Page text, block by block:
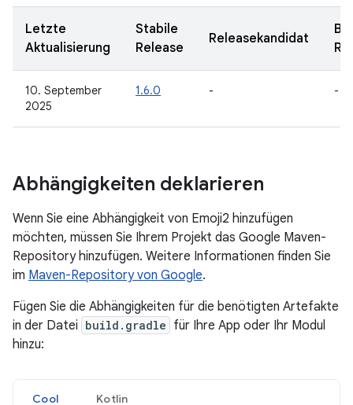
Letzte
Aktualisierung
Stabile
Release
Releasekandidat
10. September
2025
1.6.0 - -
Abhängigkeiten deklarieren
Wenn Sie eine Abhängigkeit von Emoji2 hinzufügen
möchten, müssen Sie Ihrem Projekt das Google Maven-
Repository hinzufügen. Weitere Informationen finden Sie
im Maven-Repository von Google.
Fügen Sie die Abhängigkeiten für die benötigten Artefakte
in der Datei build.gradle für Ihre App oder Ihr Modul
hinzu:
Cool Kotlin